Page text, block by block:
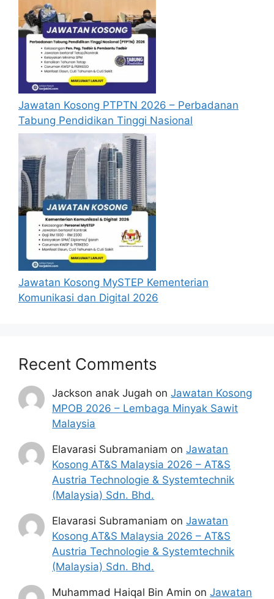
Jawatan Kosong PTPTN 2026 – Perbadanan
Tabung Pendidikan Tinggi Nasional
Jawatan Kosong MySTEP Kementerian
Komunikasi dan Digital 2026
Recent Comments
Jackson anak Jugah onJawatan Kosong
MPOB 2026 – Lembaga Minyak Sawit
Malaysia
Elavarasi Subramaniam onJawatan
Kosong AT&S Malaysia 2026 – AT&S
Austria Technologie & Systemtechnik
(Malaysia) Sdn. Bhd.
Elavarasi Subramaniam onJawatan
Kosong AT&S Malaysia 2026 – AT&S
Austria Technologie & Systemtechnik
(Malaysia) Sdn. Bhd.
Muhammad Haiqal Bin Amin onJawatan